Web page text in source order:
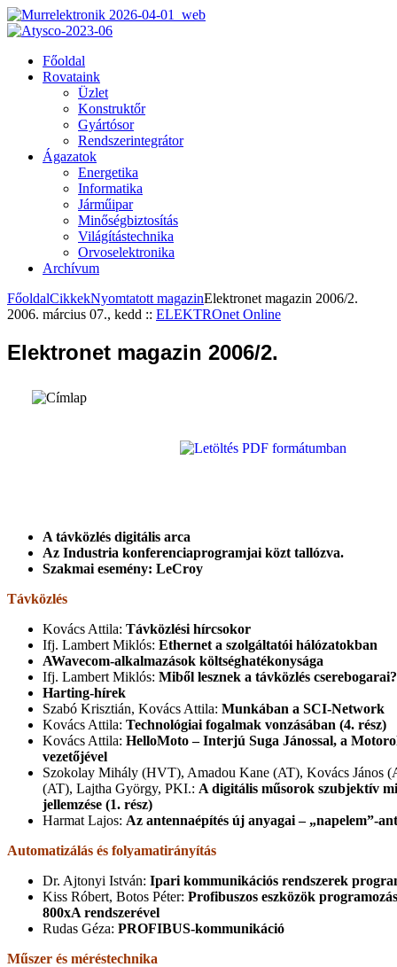
Főoldal
Rovataink
Üzlet
Konstruktőr
Gyártósor
Rendszerintegrátor
Ágazatok
Energetika
Informatika
Járműipar
Minőségbiztosítás
Világítástechnika
Orvoselektronika
Archívum
FőoldalCikkekNyomtatott magazinElektronet magazin 2006/2.
2006. március 07., kedd :: ELEKTROnet Online
Elektronet magazin 2006/2.
A távközlés digitális arca
Az Industria konferenciaprogramjai közt tallózva.
Szakmai esemény: LeCroy
Távközlés
Kovács Attila: Távközlési hírcsokor
Ifj. Lambert Miklós: Ethernet a szolgáltatói hálózatokban
AWavecom-alkalmazások költséghatékonysága
Ifj. Lambert Miklós: Miből lesznek a távközlés cserebogarai?
Harting-hírek
Szabó Krisztián, Kovács Attila: Munkában a SCI-Network
Kovács Attila: Technológiai fogalmak vonzásában (4. rész)
Kovács Attila: HelloMoto – Interjú Suga Jánossal, a
vezetőjével
Szokolay Mihály (HVT), Amadou Kane (AT), Kovács János
(AT), Lajtha György, PKI.: A digitális műsorok szubjektív
jellemzése (1. rész)
Harmat Lajos: Az antennaépítés új anyagai – „napelem”-
Automatizálás és folyamatirányítás
Dr. Ajtonyi István: Ipari kommunikációs rendszerek
Kiss Róbert, Botos Péter: Profibuszos eszközök
800xA rendszerével
Rudas Géza: PROFIBUS-kommunikáció
Műszer és méréstechnika